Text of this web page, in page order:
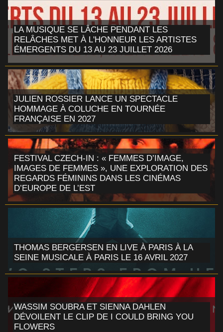
LA MUSIQUE SE LÂCHE PENDANT LES
RELÂCHES MET À L'HONNEUR LES ARTISTES
ÉMERGENTS DU 13 AU 23 JUILLET 2026
JULIEN ROSSIER LANCE UN SPECTACLE
HOMMAGE À COLUCHE EN TOURNÉE
FRANÇAISE EN 2027
FESTIVAL CZECH-IN : « FEMMES D’IMAGE,
IMAGES DE FEMMES », UNE EXPLORATION DES
REGARDS FÉMININS DANS LES CINÉMAS
D’EUROPE DE L’EST
THOMAS BERGERSEN EN LIVE À PARIS À LA
SEINE MUSICALE À PARIS LE 16 AVRIL 2027
WASSIM SOUBRA ET SIENNA DAHLEN
DÉVOILENT LE CLIP DE I COULD BRING YOU
FLOWERS